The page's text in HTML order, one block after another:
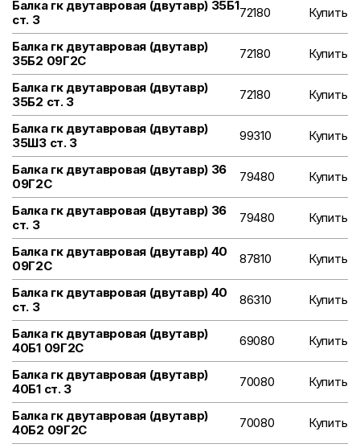
Балка гк двутавровая (двутавр) 35Б1
ст. 3
72180 Купить
Балка гк двутавровая (двутавр)
35Б2 09Г2С
72180 Купить
Балка гк двутавровая (двутавр)
35Б2 ст. 3
72180 Купить
Балка гк двутавровая (двутавр)
35Ш3 ст. 3
99310 Купить
Балка гк двутавровая (двутавр) 36
09Г2С
79480 Купить
Балка гк двутавровая (двутавр) 36
ст. 3
79480 Купить
Балка гк двутавровая (двутавр) 40
09Г2С
87810 Купить
Балка гк двутавровая (двутавр) 40
ст. 3
86310 Купить
Балка гк двутавровая (двутавр)
40Б1 09Г2С
69080 Купить
Балка гк двутавровая (двутавр)
40Б1 ст. 3
70080 Купить
Балка гк двутавровая (двутавр)
40Б2 09Г2С
70080 Купить